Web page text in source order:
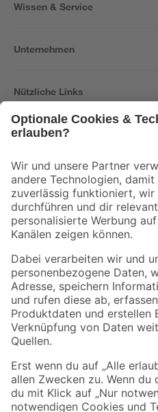
Wissen & Service
Unternehmen
Nützliche Links
Der toom Newsletter: Keine Angebote
Zur Newsletter Anmeldung
Folge uns
Zahlungsarten
Sicher einkaufen
Jetzt die toom-App